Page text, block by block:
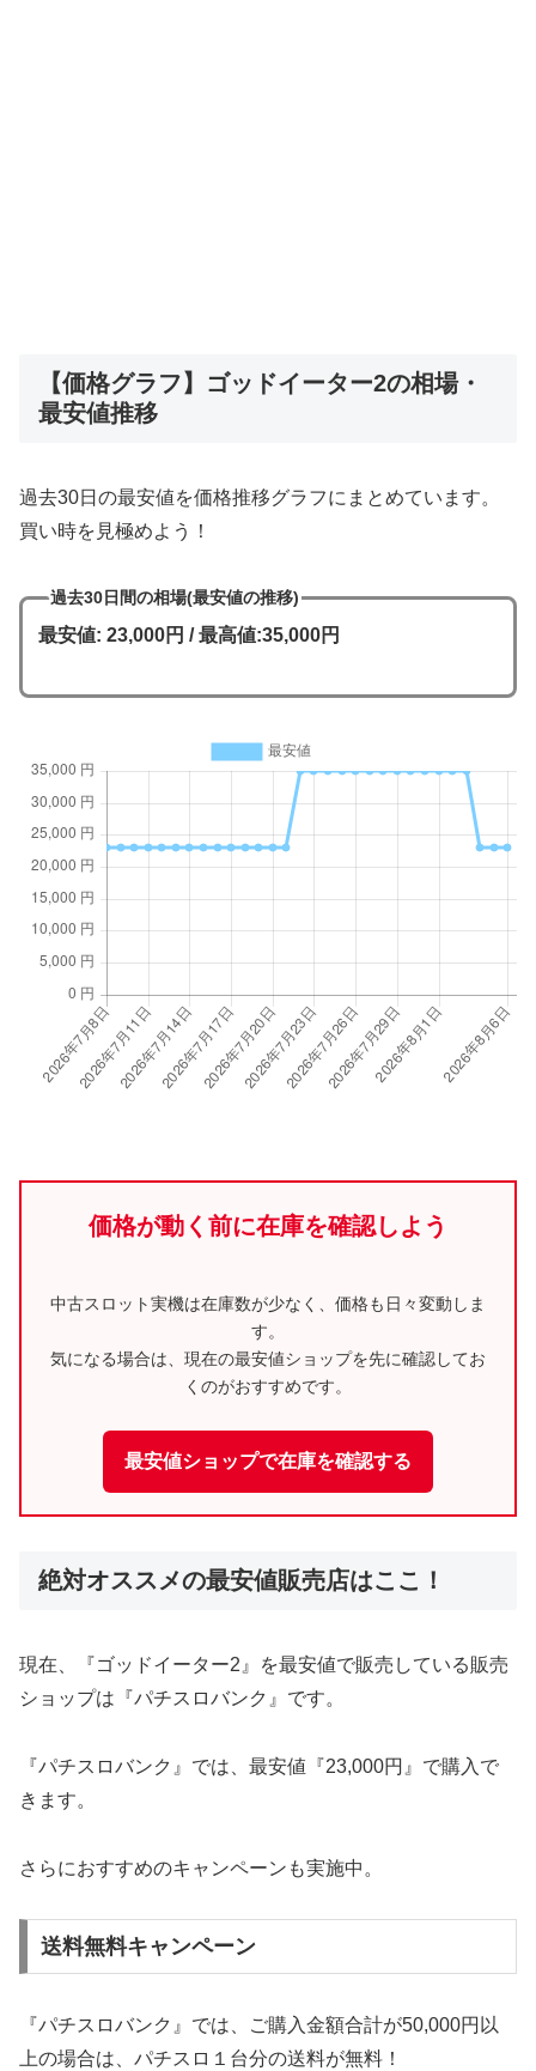
【価格グラフ】ゴッドイーター2の相場・
最安値推移
過去30日の最安値を価格推移グラフにまとめています。
買い時を見極めよう！
過去30日間の相場(最安値の推移)
最安値: 23,000円 / 最高値:35,000円
価格が動く前に在庫を確認しよう
中古スロット実機は在庫数が少なく、価格も日々変動しま
す。
気になる場合は、現在の最安値ショップを先に確認してお
くのがおすすめです。
最安値ショップで在庫を確認する
絶対オススメの最安値販売店はここ！
現在、『ゴッドイーター2』を最安値で販売している販売
ショップは『パチスロバンク』です。
『パチスロバンク』では、最安値『23,000円』で購入で
きます。
さらにおすすめのキャンペーンも実施中。
送料無料キャンペーン
『パチスロバンク』では、ご購入金額合計が50,000円以
上の場合は、パチスロ１台分の送料が無料！